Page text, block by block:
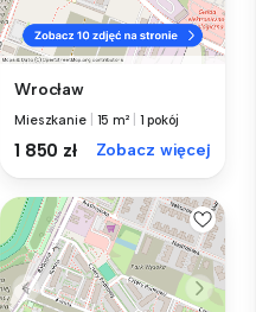
Wrocław
Mieszkanie 15 m² 1 pokój
1 850 zł Zobacz więcej